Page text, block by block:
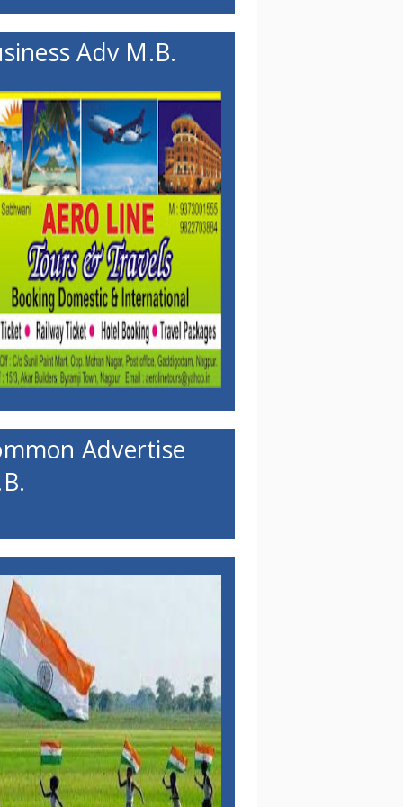
Adv M.B.
Advertise